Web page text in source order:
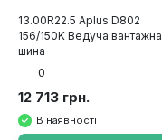
13.00R22.5 Aplus D802
156/150K Ведуча вантажна
шина
0
12 713 грн.
В наявності